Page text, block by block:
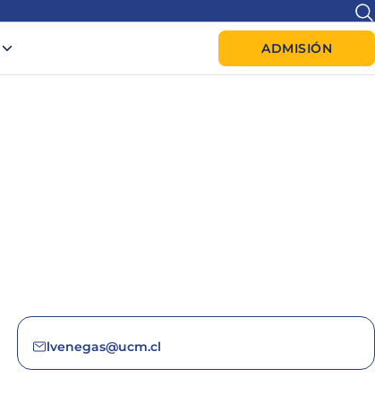
ADMISIÓN
lvenegas@ucm.cl